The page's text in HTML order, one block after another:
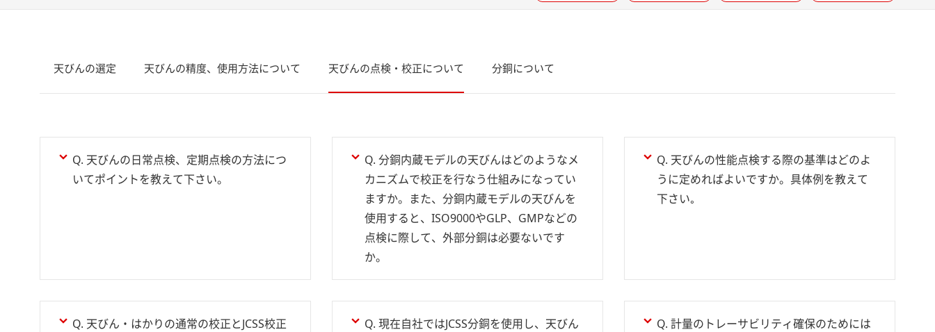
天びんの選定 天びんの精度、使用方法について 天びんの点検・校正について 分銅について
Q. 天びんの日常点検、定期点検の方法につ
いてポイントを教えて下さい。
Q. 分銅内蔵モデルの天びんはどのようなメ
カニズムで校正を行なう仕組みになってい
ますか。また、分銅内蔵モデルの天びんを
使用すると、ISO9000やGLP、GMPなどの
点検に際して、外部分銅は必要ないです
か。
Q. 天びんの性能点検する際の基準はどのよ
うに定めればよいですか。具体例を教えて
下さい｡
Q. 天びん・はかりの通常の校正とJCSS校正
Q. 現在自社ではJCSS分銅を使用し、天びん
Q. 計量のトレーサビリティ確保のためには